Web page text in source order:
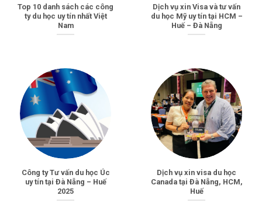
Top 10 danh sách các công
ty du học uy tín nhất Việt
Nam
Dịch vụ xin Visa và tư vấn
du học Mỹ uy tín tại HCM –
Huế – Đà Nẵng
Công ty Tư vấn du học Úc
uy tín tại Đà Nẵng – Huế
2025
Dịch vụ xin visa du học
Canada tại Đà Nẵng, HCM,
Huế